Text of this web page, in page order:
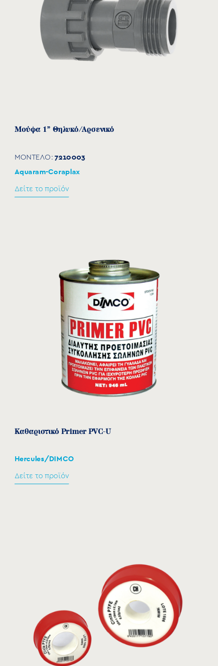
7210006 20 41,5 1”
Μούφα 1” Θηλυκό/Αρσενικό
ΜΟΝΤΕΛΟ:7210003
Aquaram-Coraplax
Δείτε το προϊόν
Καθαριστικό Primer PVC-U
Hercules/DIMCO
Δείτε το προϊόν